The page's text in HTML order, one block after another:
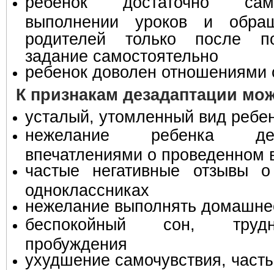
выполнении уроков и
родителей только после
задание самостоятельно
ребенок доволен отношениями
К признакам дезадаптации
усталый, утомленный вид
нежелание ребенка
впечатлениями о проведенном
частые негативные отзывы
одноклассниках
нежелание выполнять
беспокойный сон,
пробуждения
ухудшение самочувствия,